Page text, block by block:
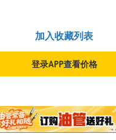
加入收藏列表
登录APP查看价格